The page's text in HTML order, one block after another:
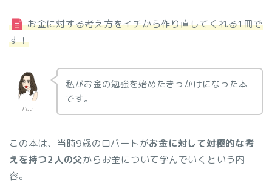
お金に対する考え方をイチから作り直してくれる1冊で
す！
ハル
私がお金の勉強を始めたきっかけになった本
です。
この本は、当時9歳のロバートがお金に対して対極的な考
えを持つ2人の父からお金について学んでいくという内
容。